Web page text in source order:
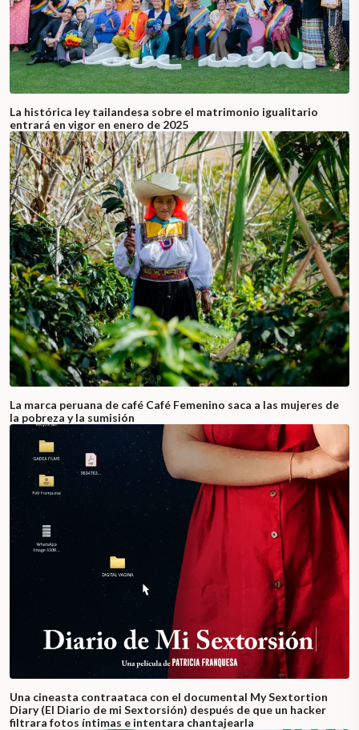
La histórica ley tailandesa sobre el matrimonio igualitario
entrará en vigor en enero de 2025
La marca peruana de café Café Femenino saca a las mujeres de
la pobreza y la sumisión
Una cineasta contraataca con el documental My Sextortion
Diary (El Diario de mi Sextorsión) después de que un hacker
filtrara fotos íntimas e intentara chantajearla